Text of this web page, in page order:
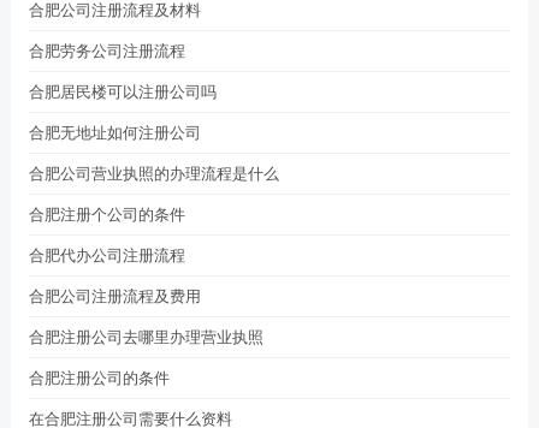
合肥公司注册流程及材料
合肥劳务公司注册流程
合肥居民楼可以注册公司吗
合肥无地址如何注册公司
合肥公司营业执照的办理流程是什么
合肥注册个公司的条件
合肥代办公司注册流程
合肥公司注册流程及费用
合肥注册公司去哪里办理营业执照
合肥注册公司的条件
在合肥注册公司需要什么资料